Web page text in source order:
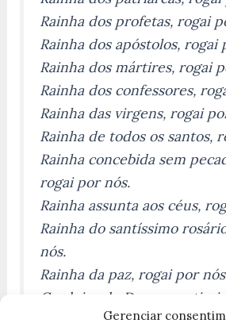
Gerenciar
Rainha dos profetas, rogai
Rainha dos apóstolos, rogai
Rainha dos mártires, rogai
Rainha dos confessores,
Rainha das virgens, rogai
Rainha de todos os santos,
Rainha concebida sem
rogai por nós.
Rainha assunta aos céus,
Rainha do santíssimo
nós.
Rainha da paz, rogai por
Cordeiro de Deus, que tirais
do mundo, perdoai-nos,